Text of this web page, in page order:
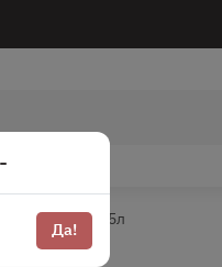
от 0,3 до 0,5л
Да!